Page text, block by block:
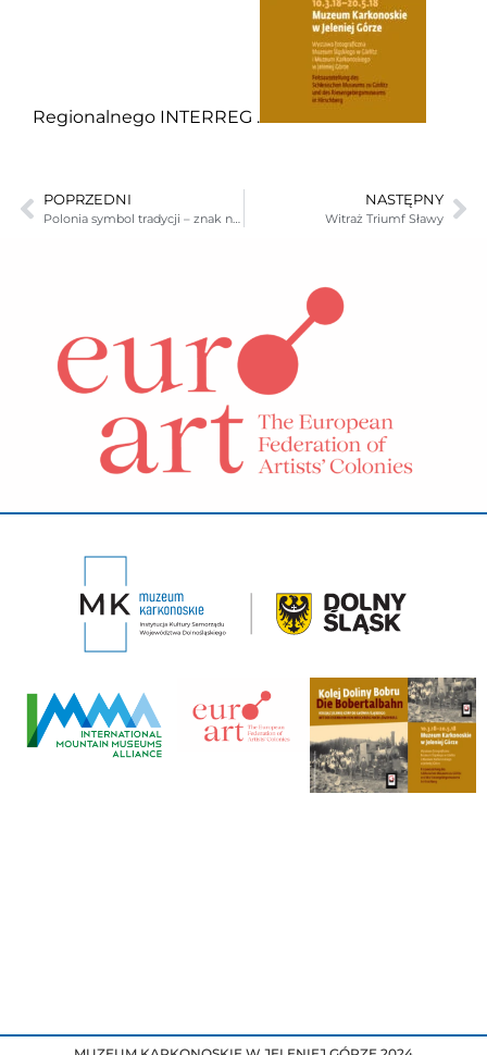
Regionalnego INTERREG .
POPRZEDNI
Polonia symbol tradycji – znak nowoczesności w stulecie odrodzenia Polski, Duch – Nadzieja – Naród – Zwycięstwo
NASTĘPNY
Witraż Triumf Sławy